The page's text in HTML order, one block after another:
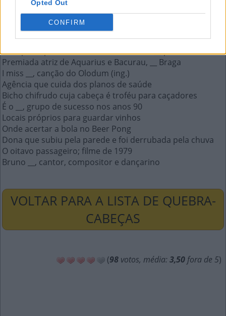
Opted Out
CONFIRM
"__, José?", frase de um famoso poema de Drummond
Faz um nó
Display de cristal líquido como o de TV e celular
A nacionalidade de Franz Kafka
Em Apocalipse Now, "Adoro o cheiro de __ pela manhã"
Premiada atriz de Aquarius e Bacurau, __ Braga
I miss __, canção do Olodum (ing.)
Agência que cuida dos planos de saúde
Bicho chifrudo cuja cabeça é troféu para caçadores
É o __, grupo de sucesso nos anos 90
Locais próprios para guardar vinhos
Onde acertar a bola no Beer Pong
Dona que subiu pela parede e foi derrubada pela chuva
O oitavo passageiro; filme de 1979
Bruno __, cantor, compositor e dançarino
VOLTAR PARA A LISTA DE QUEBRA-
CABEÇAS
(98 votos, média: 3,50 fora de 5)